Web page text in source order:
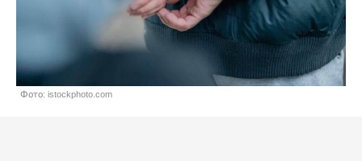
Фото: istockphoto.com